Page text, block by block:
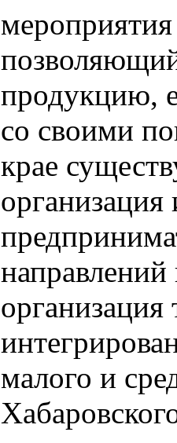
продукцию,
со своими
крае
направлений
малого и